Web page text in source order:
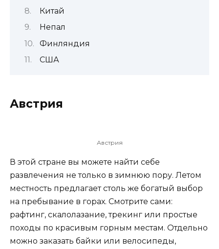
Китай
Непал
Финляндия
США
Австрия
Австрия
В этой стране вы можете найти себе
развлечения не только в зимнюю пору. Летом
местность предлагает столь же богатый выбор
на пребывание в горах. Смотрите сами:
рафтинг, скалолазание, трекинг или простые
походы по красивым горным местам. Отдельно
можно заказать байки или велосипеды,